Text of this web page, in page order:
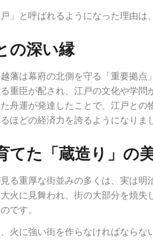
」と呼ばれるようになった理由は
の深い縁
藩は幕府の北側を守る「重要拠
重臣が配され、江戸の文化や学
舟運が発達したことで、江戸と
ほどの経済力を誇るようになりま
てた「蔵造り」の
る重厚な街並みの多くは、実は
火に見舞われ、街の大部分を焼失
です。
、火に強い街を作らなければならな